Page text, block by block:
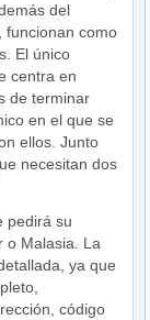
del
funcionan como
El único
centra en
de terminar
en el que se
ellos. Junto
necesitan dos
pedirá su
o Malasia. La
ya que
código